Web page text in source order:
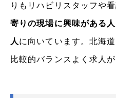
りもリハビリスタッフや
寄りの現場に興味がある
人 に向いています。北海
比較的バランスよく求人が